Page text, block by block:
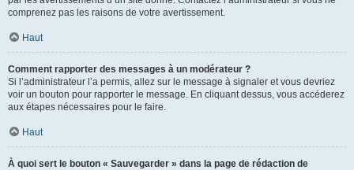
comprenez pas les raisons de votre avertissement.
Haut
Comment rapporter des messages à un modérateur ?
Si l’administrateur l’a permis, allez sur le message à signaler et vous devriez
voir un bouton pour rapporter le message. En cliquant dessus, vous accéderez
aux étapes nécessaires pour le faire.
Haut
À quoi sert le bouton « Sauvegarder » dans la page de rédaction de